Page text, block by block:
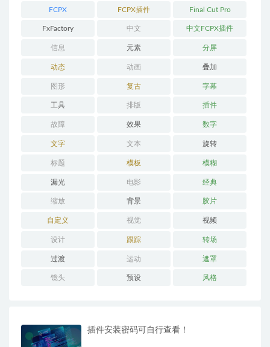
FCPX FCPX插件 Final Cut Pro
FxFactory 中文 中文FCPX插件
信息 元素 分屏
动态 动画 叠加
图形 复古 字幕
工具 排版 插件
故障 效果 数字
文字 文本 旋转
标题 模板 模糊
漏光 电影 经典
缩放 背景 胶片
自定义 视觉 视频
设计 跟踪 转场
过渡 运动 遮罩
镜头 预设 风格
插件安装密码可自行查看！